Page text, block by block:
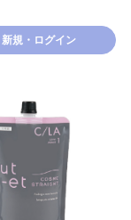
新規・ログイン